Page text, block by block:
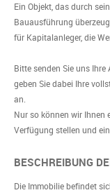
Ein Objekt, das durch
Bauausführung
für Kapitalanleger, die
Bitte senden Sie uns
geben Sie dabei Ihre
an.
Nur so können wir Ihnen
Verfügung stellen und
BESCHREIBUNG
Die Immobilie befindet